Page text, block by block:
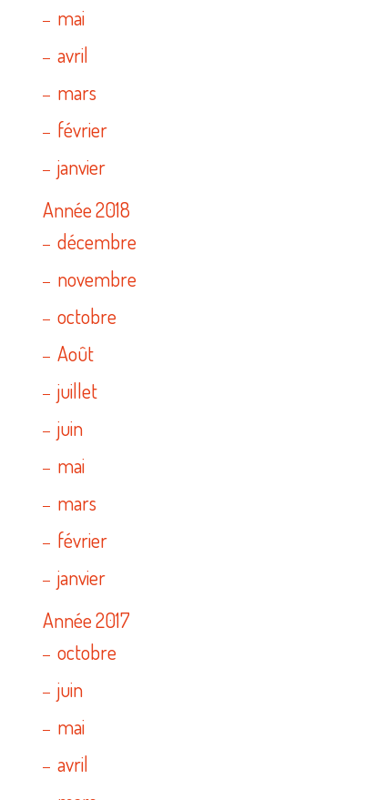
mai
avril
mars
février
janvier
Année 2018
décembre
novembre
octobre
Août
juillet
juin
mai
mars
février
janvier
Année 2017
octobre
juin
mai
avril